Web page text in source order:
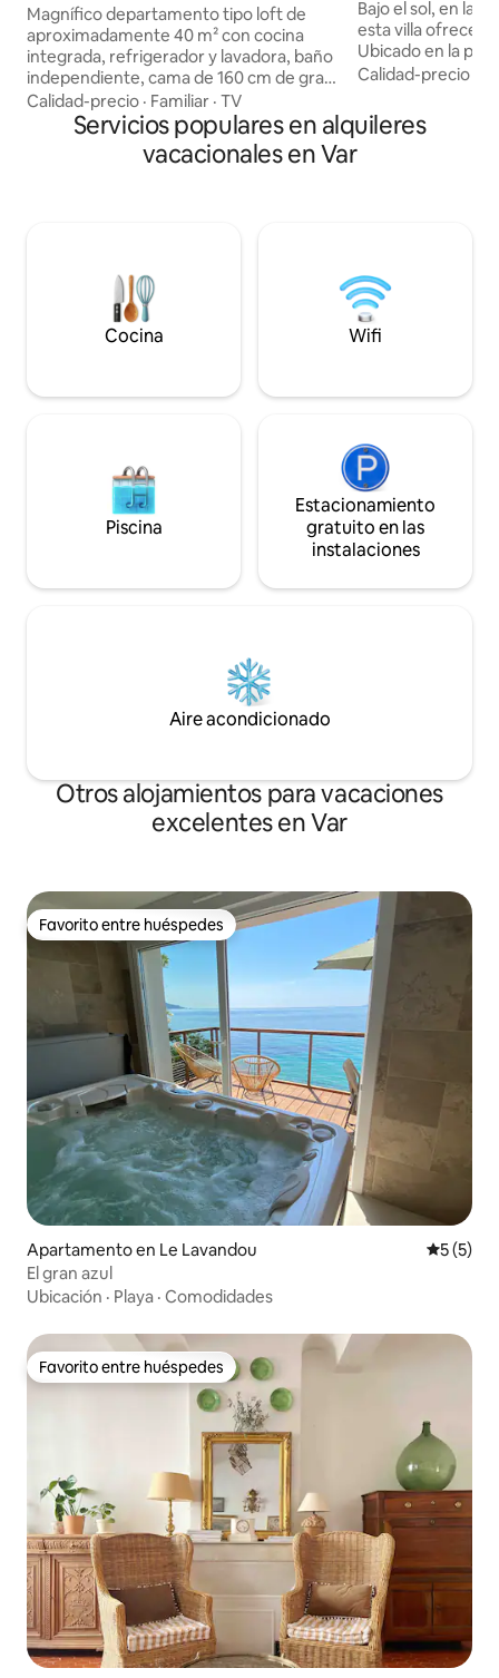
Magnífico departamento tipo loft de
aproximadamente 40 m² con cocina
integrada, refrigerador y lavadora, baño
independiente, cama de 160 cm de gran
comodidad y sofá cama, con vistas a la
playa más bonita de Bandol. Excepcional
vista al mar, a la playa de Renécros, al
puerto y al centro de la ciudad a pie,
2» y «Sublime vue mer 1». IR A VER
Calidad-precio · Familiar · TV
Bajo el sol, en las
esta villa ofrece
Ubicado en la
del Mare ofrece
de la casa es
el aroma del mar
Calidad-precio
Servicios populares en alquileres
vacacionales en Var
Cocina Wifi
Piscina
Estacionamiento
gratuito en las
instalaciones
Aire acondicionado
Otros alojamientos para vacaciones
excelentes en Var
Favorito entre huéspedes
Favorito entre huéspedes
Apartamento en Le Lavandou
5 (5)
El gran azul
Ubicación · Playa · Comodidades
Favorito entre huéspedes
Favorito entre huéspedes